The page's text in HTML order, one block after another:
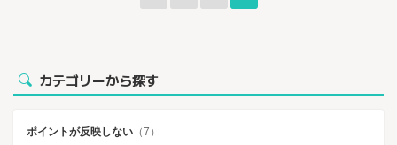
カテゴリーから探す
ポイントが反映しない （7）